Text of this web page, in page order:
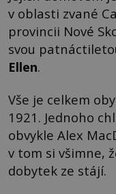
v oblasti zvané
provincii Nové
svou
Ellen.
Vše je celkem
1921. Jednoho
obvykle Alex
v tom si všimne,
dobytek ze stájí.